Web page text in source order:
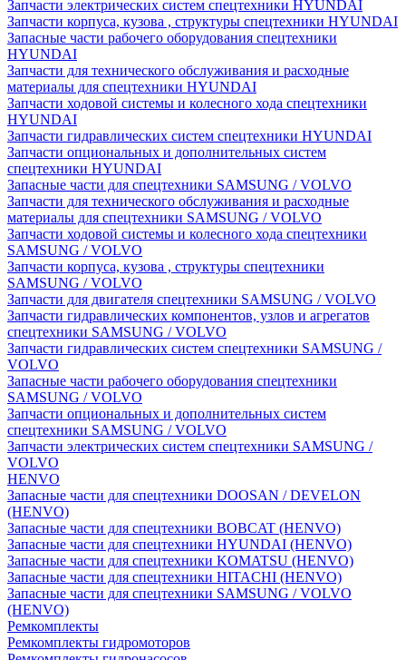
Запчасти электрических систем спецтехники HYUNDAI
Запчасти корпуса, кузова , структуры спецтехники HYUNDAI
Запасные части рабочего оборудования спецтехники
HYUNDAI
Запчасти для технического обслуживания и расходные
материалы для спецтехники HYUNDAI
Запчасти ходовой системы и колесного хода спецтехники
HYUNDAI
Запчасти гидравлических систем спецтехники HYUNDAI
Запчасти опциональных и дополнительных систем
спецтехники HYUNDAI
Запасные части для спецтехники SAMSUNG / VOLVO
Запчасти для технического обслуживания и расходные
материалы для спецтехники SAMSUNG / VOLVO
Запчасти ходовой системы и колесного хода спецтехники
SAMSUNG / VOLVO
Запчасти корпуса, кузова , структуры спецтехники
SAMSUNG / VOLVO
Запчасти для двигателя спецтехники SAMSUNG / VOLVO
Запчасти гидравлических компонентов, узлов и агрегатов
спецтехники SAMSUNG / VOLVO
Запчасти гидравлических систем спецтехники SAMSUNG /
VOLVO
Запасные части рабочего оборудования спецтехники
SAMSUNG / VOLVO
Запчасти опциональных и дополнительных систем
спецтехники SAMSUNG / VOLVO
Запчасти электрических систем спецтехники SAMSUNG /
VOLVO
HENVO
Запасные части для спецтехники DOOSAN / DEVELON
(HENVO)
Запасные части для спецтехники BOBCAT (HENVO)
Запасные части для спецтехники HYUNDAI (HENVO)
Запасные части для спецтехники KOMATSU (HENVO)
Запасные части для спецтехники HITACHI (HENVO)
Запасные части для спецтехники SAMSUNG / VOLVO
(HENVO)
Ремкомплекты
Ремкомплекты гидромоторов